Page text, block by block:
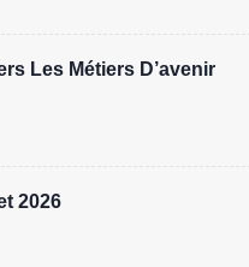
Les Métiers D’avenir
2026